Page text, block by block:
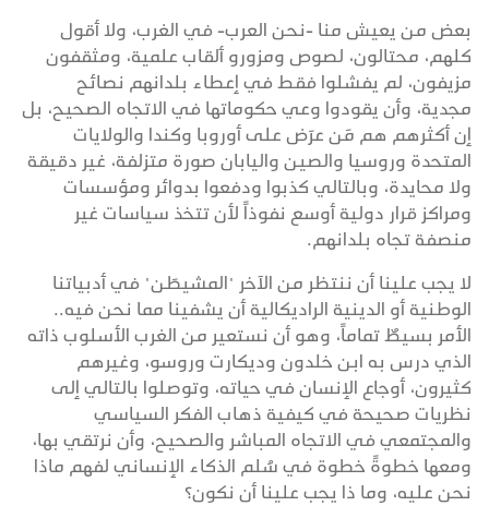
بعض من يعيش منا -نحن العرب- في الغرب، ولا أقول
كلهم، محتالون، لصوص ومزورو ألقاب علمية، ومثقفون
مزيفون، لم يفشلوا فقط في إعطاء بلدانهم نصائح
مجدية، وأن يقودوا وعي حكوماتها في الاتجاه الصحيح، بل
إن أكثرهم هم مَن عرَض على أوروبا وكندا والولايات
المتحدة وروسيا والصين واليابان صورة متزلفة، غير دقيقة
ولا محايدة، وبالتالي كذبوا ودفعوا بدوائر ومؤسسات
ومراكز قرار دولية أوسع نفوذاً لأن تتخذ سياسات غير
منصفة تجاه بلدانهم.
لا يجب علينا أن ننتظر من الآخر "المشيطَن" في أدبياتنا
الوطنية أو الدينية الراديكالية أن يشفينا مما نحن فيه..
الأمر بسيطٌ تماماً، وهو أن نستعير من الغرب الأسلوب ذاته
الذي درس به ابن خلدون وديكارت وروسو، وغيرهم
كثيرون، أوجاع الإنسان في حياته، وتوصلوا بالتالي إلى
نظريات صحيحة في كيفية ذهاب الفكر السياسي
والمجتمعي في الاتجاه المباشر والصحيح، وأن نرتقي بها،
ومعها خطوةً خطوة في سُلم الذكاء الإنساني لفهم ماذا
نحن عليه، وما ذا يجب علينا أن نكون؟